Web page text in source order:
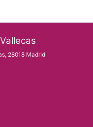
28018 Madrid